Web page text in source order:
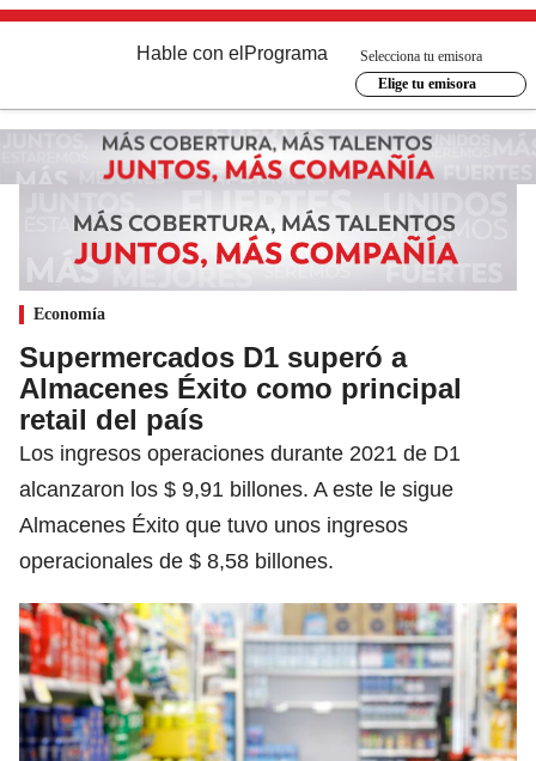
Hable con el Programa
Selecciona tu emisora
Elige tu emisora
Economía
Supermercados D1 superó a
Almacenes Éxito como principal
retail del país
Los ingresos operaciones durante 2021 de D1
alcanzaron los $ 9,91 billones. A este le sigue
Almacenes Éxito que tuvo unos ingresos
operacionales de $ 8,58 billones.